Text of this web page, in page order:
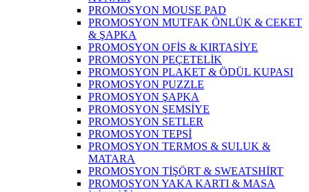
PROMOSYON MOUSE PAD
PROMOSYON MUTFAK ÖNLÜK & CEKET
& ŞAPKA
PROMOSYON OFİS & KIRTASİYE
PROMOSYON PEÇETELİK
PROMOSYON PLAKET & ÖDÜL KUPASI
PROMOSYON PUZZLE
PROMOSYON ŞAPKA
PROMOSYON ŞEMSİYE
PROMOSYON SETLER
PROMOSYON TEPSİ
PROMOSYON TERMOS & SULUK &
MATARA
PROMOSYON TİŞÖRT & SWEATSHİRT
PROMOSYON YAKA KARTI & MASA